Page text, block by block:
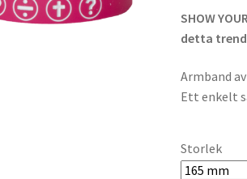
SHOW
detta
Armband
Ett enkelt
Storlek